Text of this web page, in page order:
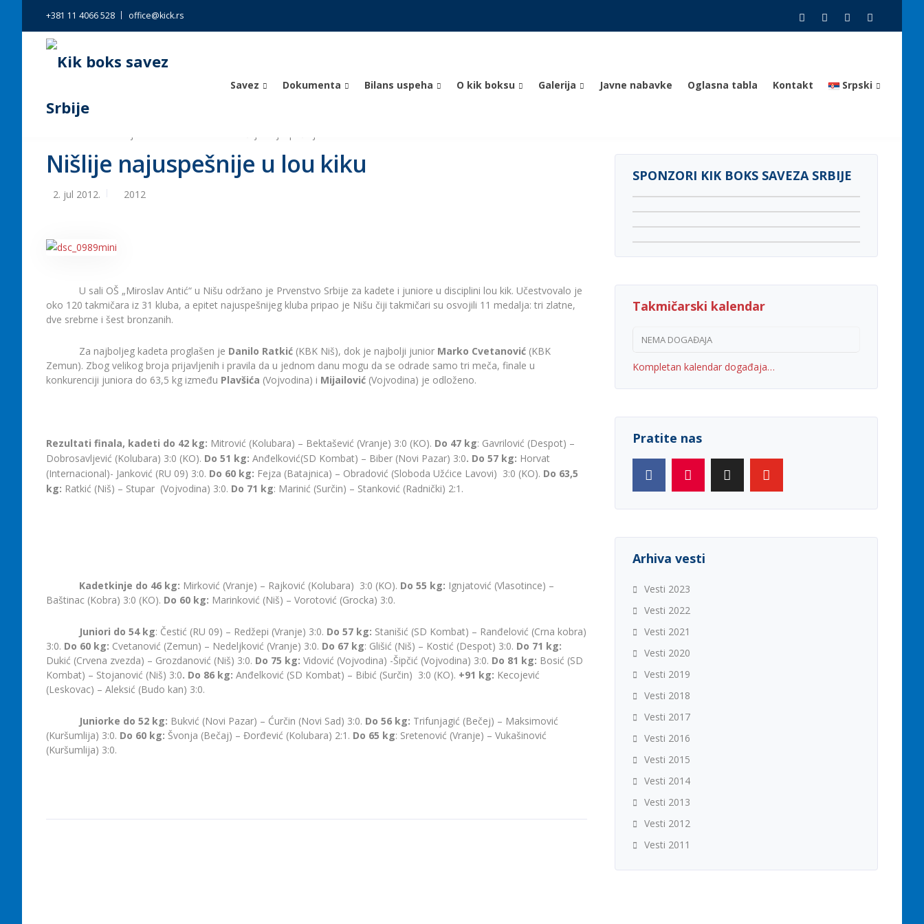
+381 11 4066 528 office@kick.rs
Savez Dokumenta Bilans uspeha O kik boksu Galerija Javne nabavke Oglasna tabla Kontakt Srpski
Nišlije najuspešnije u lou kiku
2. jul 2012. 2012
U sali OŠ „Miroslav Antić“ u Nišu održano je Prvenstvo Srbije za kadete i juniore u disciplini lou kik. Učestvovalo je
oko 120 takmičara iz 31 kluba, a epitet najuspešnijeg kluba pripao je Nišu čiji takmičari su osvojili 11 medalja: tri zlatne,
dve srebrne i šest bronzanih.
Za najboljeg kadeta proglašen je Danilo Ratkić (KBK Niš), dok je najbolji junior Marko Cvetanović (KBK
Zemun). Zbog velikog broja prijavljenih i pravila da u jednom danu mogu da se odrade samo tri meča, finale u
konkurenciji juniora do 63,5 kg između Plavšića (Vojvodina) i Mijailović (Vojvodina) je odloženo.
Rezultati finala, kadeti do 42 kg: Mitrović (Kolubara) – Bektašević (Vranje) 3:0 (KO). Do 47 kg: Gavrilović (Despot) –
Dobrosavljević (Kolubara) 3:0 (KO). Do 51 kg: Anđelković(SD Kombat) – Biber (Novi Pazar) 3:0. Do 57 kg: Horvat
(Internacional)- Janković (RU 09) 3:0. Do 60 kg: Fejza (Batajnica) – Obradović (Sloboda Užćice Lavovi) 3:0 (KO). Do 63,5
kg: Ratkić (Niš) – Stupar (Vojvodina) 3:0. Do 71 kg: Marinić (Surčin) – Stanković (Radnički) 2:1.
Kadetkinje do 46 kg: Mirković (Vranje) – Rajković (Kolubara) 3:0 (KO). Do 55 kg: Ignjatović (Vlasotince) –
Baštinac (Kobra) 3:0 (KO). Do 60 kg: Marinković (Niš) – Vorotović (Grocka) 3:0.
Juniori do 54 kg: Čestić (RU 09) – Redžepi (Vranje) 3:0. Do 57 kg: Stanišić (SD Kombat) – Ranđelović (Crna kobra)
3:0. Do 60 kg: Cvetanović (Zemun) – Nedeljković (Vranje) 3:0. Do 67 kg: Glišić (Niš) – Kostić (Despot) 3:0. Do 71 kg:
Dukić (Crvena zvezda) – Grozdanović (Niš) 3:0. Do 75 kg: Vidović (Vojvodina) -Šipčić (Vojvodina) 3:0. Do 81 kg: Bosić (SD
Kombat) – Stojanović (Niš) 3:0. Do 86 kg: Anđelković (SD Kombat) – Bibić (Surčin) 3:0 (KO). +91 kg: Kecojević
(Leskovac) – Aleksić (Budo kan) 3:0.
Juniorke do 52 kg: Bukvić (Novi Pazar) – Ćurčin (Novi Sad) 3:0. Do 56 kg: Trifunjagić (Bečej) – Maksimović
(Kuršumlija) 3:0. Do 60 kg: Švonja (Bečaj) – Đorđević (Kolubara) 2:1. Do 65 kg: Sretenović (Vranje) – Vukašinović
(Kuršumlija) 3:0.
SPONZORI KIK BOKS SAVEZA SRBIJE
Takmičarski kalendar
NEMA DOGAĐAJA
Kompletan kalendar događaja…
Pratite nas
Arhiva vesti
Vesti 2023
Vesti 2022
Vesti 2021
Vesti 2020
Vesti 2019
Vesti 2018
Vesti 2017
Vesti 2016
Vesti 2015
Vesti 2014
Vesti 2013
Vesti 2012
Vesti 2011